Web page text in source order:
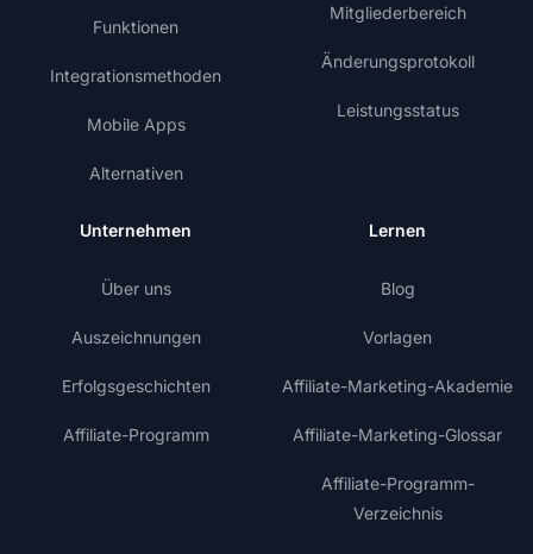
Funktionen
Integrationsmethoden
Mobile Apps
Alternativen
Mitgliederbereich
Änderungsprotokoll
Leistungsstatus
Unternehmen
Über uns
Auszeichnungen
Erfolgsgeschichten
Affiliate-Programm
Lernen
Blog
Vorlagen
Affiliate-Marketing-Akademie
Affiliate-Marketing-Glossar
Affiliate-Programm-
Verzeichnis